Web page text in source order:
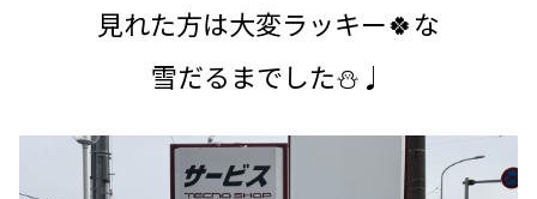
見れた方は大変ラッキー🍀な
雪だるまでした⛄♩